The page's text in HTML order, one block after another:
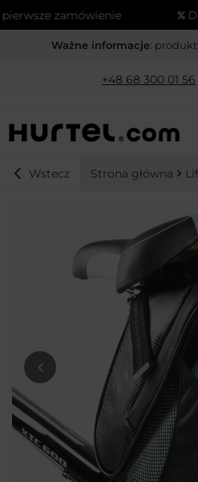
Do -30% z
Ważne informacje:
+48 68 300 01 56
Wstecz Strona główna